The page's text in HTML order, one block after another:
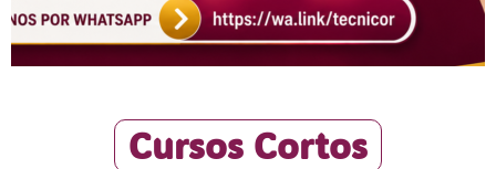
Cursos Cortos